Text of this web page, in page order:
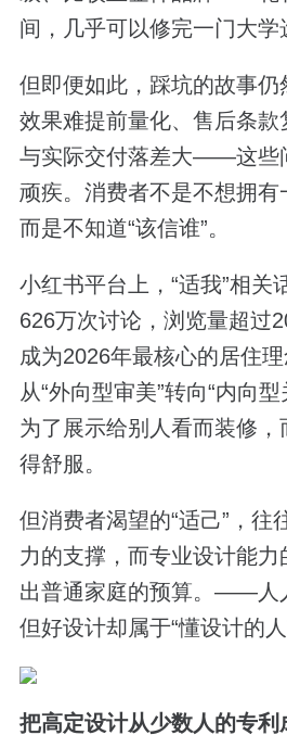
间，几乎可以修完一门大学
但即便如此，踩坑的故事仍
效果难提前量化、售后条款
与实际交付落差大——这些
顽疾。消费者不是不想拥有
而是不知道“该信谁”。
小红书平台上，“适我”相关
626万次讨论，浏览量超过
成为2026年最核心的居住
从“外向型审美”转向“内向
为了展示给别人看而装修
得舒服。
但消费者渴望的“适己”，往
力的支撑，而专业设计能力
出普通家庭的预算。——人
但好设计却属于“懂设计的人
把高定设计从少数人的专利